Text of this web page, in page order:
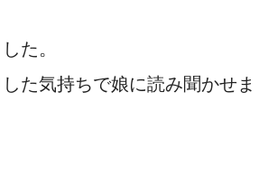
た。
た気持ちで娘に読み聞かせ